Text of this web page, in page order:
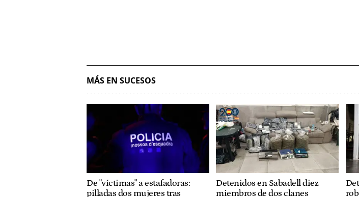
MÁS EN SUCESOS
De "víctimas" a estafadoras:
pilladas dos mujeres tras
Detenidos en Sabadell diez
miembros de dos clanes